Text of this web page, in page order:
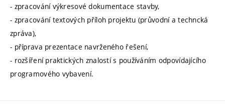
- zpracování výkresové dokumentace stavby,
- zpracování textových příloh projektu (průvodní a techncká
zpráva),
- příprava prezentace navrženého řešení,
- rozšíření praktických znalostí s používáním odpovídajícího
programového vybavení.